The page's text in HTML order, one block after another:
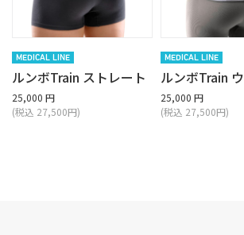
MEDICAL LINE
ルンボTrain ストレート
25,000 円
(税込 27,500円)
MEDICAL LINE
ルンボTrain
25,000 円
(税込 27,500円)